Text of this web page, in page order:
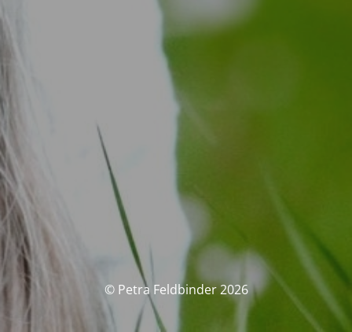
© Petra Feldbinder 2026